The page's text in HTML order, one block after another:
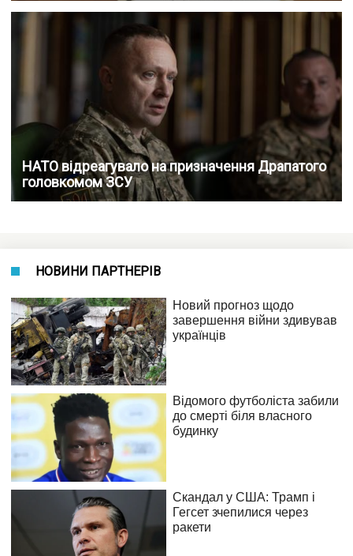
НАТО відреагувало на призначення Драпатого
головкомом ЗСУ
НОВИНИ ПАРТНЕРІВ